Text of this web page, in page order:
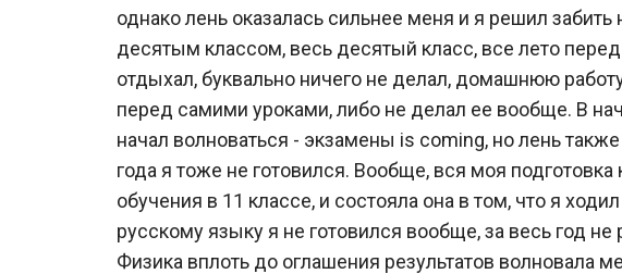
однако лень оказалась сильнее меня и я решил забить
десятым классом, весь десятый класс, все лето
отдыхал, буквально ничего не делал, домашнюю
перед самими уроками, либо не делал ее вообще. В
начал волноваться - экзамены is coming, но лень
года я тоже не готовился. Вообще, вся моя
обучения в 11 классе, и состояла она в том, что я
русскому языку я не готовился вообще, за весь год не
Физика вплоть до оглашения результатов волновала